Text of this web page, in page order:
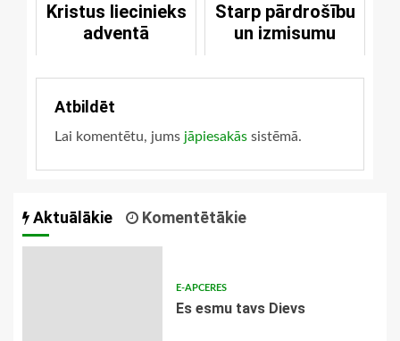
Kristus liecinieks
adventā
Starp pārdrošību
un izmisumu
Atbildēt
Lai komentētu, jums jāpiesakās sistēmā.
Aktuālākie Komentētākie
E-APCERES
Es esmu tavs Dievs